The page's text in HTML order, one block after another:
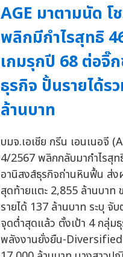
AGE มาตามนัด โ
พลิกมีกำไรสุทธิ
เกมรุกปี 68 ต่อจิ๊
ธุรกิจ ปั้นรายได้ร
ล้านบาท
บมจ.เอเชีย กรีน เอนเนอจี
4/2567 พลิกกลับมากำไรสุ
อานิสงส์ธุรกิจถ่านหินฟื้น ส่ง
สุดท้ายแตะ 2,855 ล้านบาท
รายได้ 137 ล้านบาท ระบุ จั
จุดต่ำสุดแล้ว ตั้งเป้า 4 กลุ่ม
พลังงานยั่งยืน-